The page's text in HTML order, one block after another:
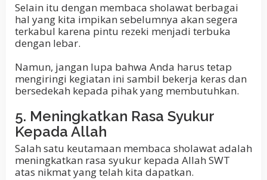
Selain itu dengan membaca sholawat berbagai
hal yang kita impikan sebelumnya akan segera
terkabul karena pintu rezeki menjadi terbuka
dengan lebar.
Namun, jangan lupa bahwa Anda harus tetap
mengiringi kegiatan ini sambil bekerja keras dan
bersedekah kepada pihak yang membutuhkan.
5. Meningkatkan Rasa Syukur
Kepada Allah
Salah satu keutamaan membaca sholawat adalah
meningkatkan rasa syukur kepada Allah SWT
atas nikmat yang telah kita dapatkan.